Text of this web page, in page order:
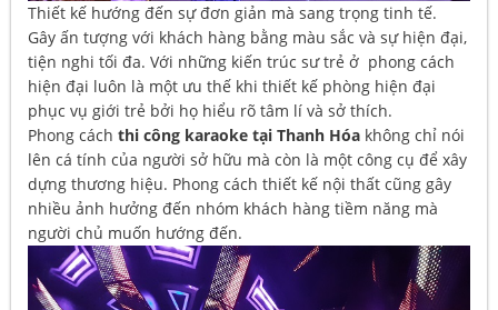
Thiết kế hướng đến sự đơn giản mà sang trọng tinh tế.
Gây ấn tượng với khách hàng bằng màu sắc và sự hiện đại,
tiện nghi tối đa. Với những kiến trúc sư trẻ ở phong cách
hiện đại luôn là một ưu thế khi thiết kế phòng hiện đại
phục vụ giới trẻ bởi họ hiểu rõ tâm lí và sở thích.
Phong cách thi công karaoke tại Thanh Hóa không chỉ nói
lên cá tính của người sở hữu mà còn là một công cụ để xây
dựng thương hiệu. Phong cách thiết kế nội thất cũng gây
nhiều ảnh hưởng đến nhóm khách hàng tiềm năng mà
người chủ muốn hướng đến.